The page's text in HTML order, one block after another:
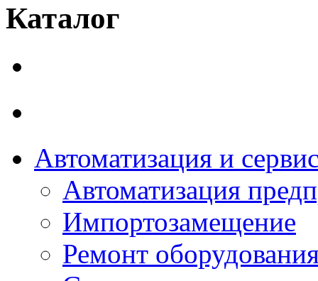
Каталог
Автоматизация и
Автоматизация
Импортозамещение
Ремонт